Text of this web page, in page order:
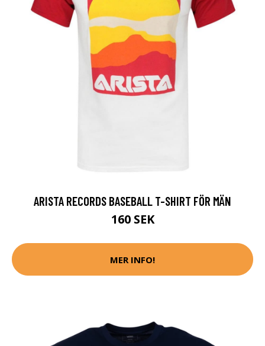
ARISTA RECORDS BASEBALL T-SHIRT FÖR MÄN
160 SEK
MER INFO!